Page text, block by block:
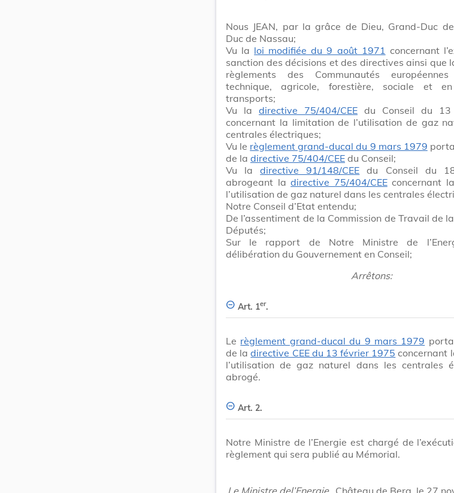
Nous JEAN, par la grâce de Dieu, Grand-Duc
Duc de Nassau;
Vu la loi modifiée du 9 août 1971 concernant
sanction des décisions et des directives ainsi que
règlements des Communautés
technique, agricole, forestière, sociale et
transports;
Vu la directive 75/404/CEE du Conseil du
concernant la limitation de l’utilisation de gaz
centrales électriques;
Vu le règlement grand-ducal du 9 mars 1979
de la directive 75/404/CEE du Conseil;
Vu ladirective 91/148/CEE du Conseil du
abrogeant ladirective 75/404/CEEconcernant
l’utilisation de gaz naturel dans les centrales
Notre Conseil d’Etat entendu;
De l’assentiment de la Commission de Travail de
Députés;
Sur le rapport de Notre Ministre de
délibération du Gouvernement en Conseil;
Arrêtons:
Art. 1er.
Le règlement grand-ducal du 9 mars 1979
de ladirective CEE du 13 février 1975 concernant
l’utilisation de gaz naturel dans les centrales
abrogé.
Art. 2.
Notre Ministre de l’Energie est chargé de
règlement qui sera publié au Mémorial.
Le Ministre del’Energie, Château de Berg, le 27